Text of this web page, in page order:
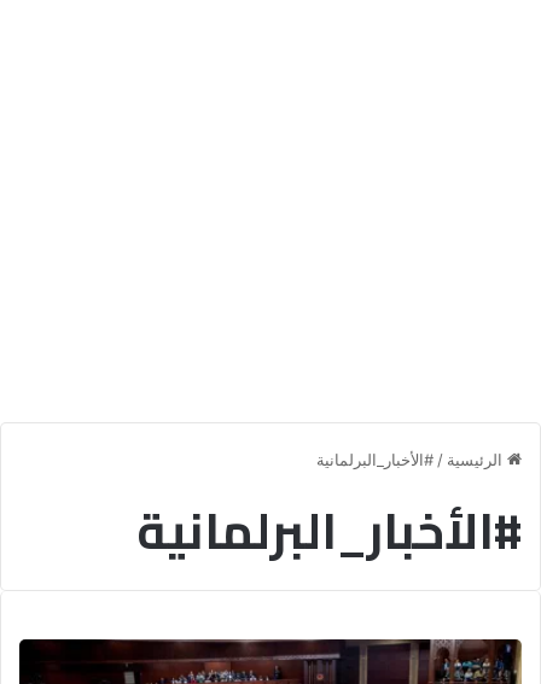
الرئيسية / #الأخبار_البرلمانية
#الأخبار_البرلمانية